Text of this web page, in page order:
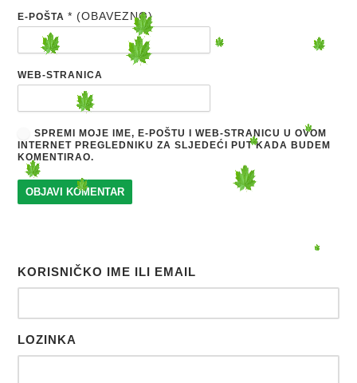
E-POŠTA* (OBAVEZNO)
WEB-STRANICA
SPREMI MOJE IME, E-POŠTU I WEB-STRANICU U OVOM
INTERNET PREGLEDNIKU ZA SLJEDEĆI PUT KADA BUDEM
KOMENTIRAO.
KORISNIČKO IME ILI EMAIL
LOZINKA